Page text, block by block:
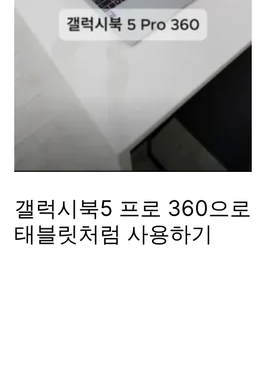
갤럭시북5 프로 360으로
태블릿처럼 사용하기